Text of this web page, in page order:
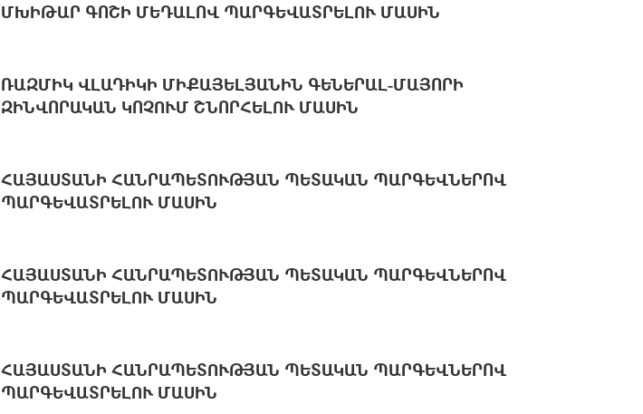
ՄԽԻԹԱՐ ԳՈՇԻ ՄԵԴԱԼՈՎ ՊԱՐԳԵՎԱՏՐԵԼՈՒ ՄԱՍԻՆ
ՌԱԶՄԻԿ ՎԼԱԴԻԿԻ ՄԻՔԱՅԵԼՅԱՆԻՆ ԳԵՆԵՐԱԼ-ՄԱՅՈՐԻ
ԶԻՆՎՈՐԱԿԱՆ ԿՈՉՈՒՄ ՇՆՈՐՀԵԼՈՒ ՄԱՍԻՆ
ՀԱՅԱՍՏԱՆԻ ՀԱՆՐԱՊԵՏՈՒԹՅԱՆ ՊԵՏԱԿԱՆ ՊԱՐԳԵՎՆԵՐՈՎ
ՊԱՐԳԵՎԱՏՐԵԼՈՒ ՄԱՍԻՆ
ՀԱՅԱՍՏԱՆԻ ՀԱՆՐԱՊԵՏՈՒԹՅԱՆ ՊԵՏԱԿԱՆ ՊԱՐԳԵՎՆԵՐՈՎ
ՊԱՐԳԵՎԱՏՐԵԼՈՒ ՄԱՍԻՆ
ՀԱՅԱՍՏԱՆԻ ՀԱՆՐԱՊԵՏՈՒԹՅԱՆ ՊԵՏԱԿԱՆ ՊԱՐԳԵՎՆԵՐՈՎ
ՊԱՐԳԵՎԱՏՐԵԼՈՒ ՄԱՍԻՆ